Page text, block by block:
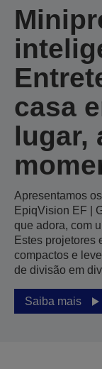
casa
lugar,
Apresentamos
EpiqVision EF |
que adora, com
Estes projetores
compactos e
de divisão em
Saiba mais